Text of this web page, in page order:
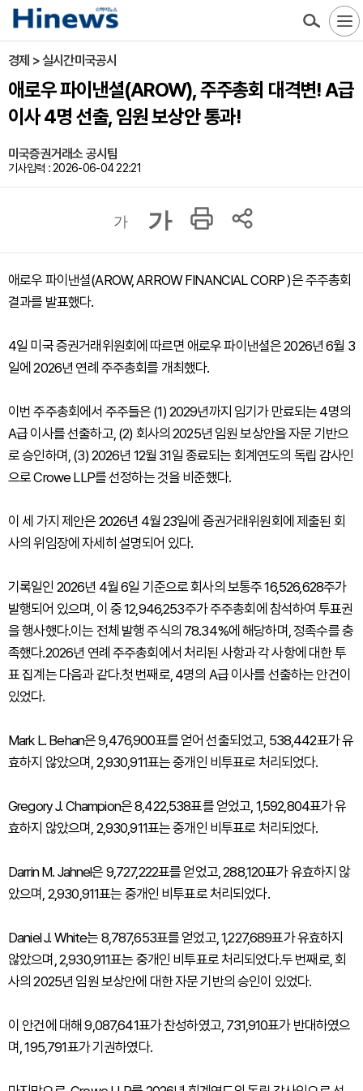
경제 > 실시간미국공시
애로우 파이낸셜(AROW), 주주총회 대격변! A급
이사 4명 선출, 임원 보상안 통과!
미국증권거래소 공시팀
기사입력 : 2026-06-04 22:21
가 가
애로우 파이낸셜(AROW, ARROW FINANCIAL CORP )은 주주총회
결과를 발표했다.
4일 미국 증권거래위원회에 따르면 애로우 파이낸셜은 2026년 6월 3
일에 2026년 연례 주주총회를 개최했다.
이번 주주총회에서 주주들은 (1) 2029년까지 임기가 만료되는 4명의
A급 이사를 선출하고, (2) 회사의 2025년 임원 보상안을 자문 기반으
로 승인하며, (3) 2026년 12월 31일 종료되는 회계연도의 독립 감사인
으로 Crowe LLP를 선정하는 것을 비준했다.
이 세 가지 제안은 2026년 4월 23일에 증권거래위원회에 제출된 회
사의 위임장에 자세히 설명되어 있다.
기록일인 2026년 4월 6일 기준으로 회사의 보통주 16,526,628주가
발행되어 있으며, 이 중 12,946,253주가 주주총회에 참석하여 투표권
을 행사했다.이는 전체 발행 주식의 78.34%에 해당하며, 정족수를 충
족했다.2026년 연례 주주총회에서 처리된 사항과 각 사항에 대한 투
표 집계는 다음과 같다.첫 번째로, 4명의 A급 이사를 선출하는 안건이
있었다.
Mark L. Behan은 9,476,900표를 얻어 선출되었고, 538,442표가 유
효하지 않았으며, 2,930,911표는 중개인 비투표로 처리되었다.
Gregory J. Champion은 8,422,538표를 얻었고, 1,592,804표가 유
효하지 않았으며, 2,930,911표는 중개인 비투표로 처리되었다.
Darrin M. Jahnel은 9,727,222표를 얻었고, 288,120표가 유효하지 않
았으며, 2,930,911표는 중개인 비투표로 처리되었다.
Daniel J. White는 8,787,653표를 얻었고, 1,227,689표가 유효하지
않았으며, 2,930,911표는 중개인 비투표로 처리되었다.두 번째로, 회
사의 2025년 임원 보상안에 대한 자문 기반의 승인이 있었다.
이 안건에 대해 9,087,641표가 찬성하였고, 731,910표가 반대하였으
며, 195,791표가 기권하였다.